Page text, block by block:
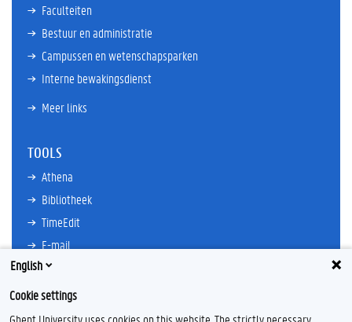
Faculteiten
Bestuur en administratie
Campussen en wetenschapsparken
Interne bewakingsdienst
Meer links
TOOLS
Athena
Bibliotheek
TimeEdit
E-mail
Ufora
Oasis
Research Explorer
English
Cookie settings